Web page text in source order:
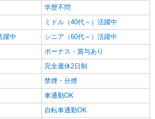
給与幅は経験・能力による ★週払いOK（規定あ
）
リアなど、お好きな勤務地をお選び下さい！！
詳細を見る
学歴不問
ミドル（40代～）活躍中
躍中
シニア（60代～）活躍中
ボーナス・賞与あり
完全週休2日制
禁煙・分煙
車通勤OK
自転車通勤OK